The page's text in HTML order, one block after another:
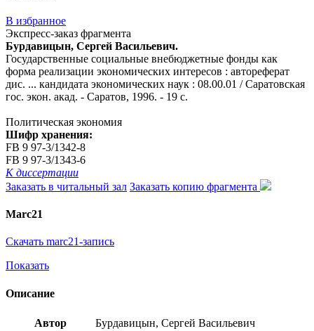
В избранное
Экспресс-заказ фрагмента
Бурдавицын, Сергей Васильевич.
Государственные социальные внебюджетные фонды как
форма реализации экономических интересов : автореферат
дис. ... кандидата экономических наук : 08.00.01 / Саратовская
гос. экон. акад. - Саратов, 1996. - 19 с.
Политическая экономия
Шифр хранения:
FB 9 97-3/1342-8
FB 9 97-3/1343-6
К диссертации
Заказать в читальный зал Заказать копию фрагмента
Marc21
Скачать marc21-запись
Показать
Описание
Автор Бурдавицын, Сергей Васильевич